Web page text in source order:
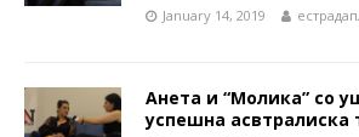
January 14, 2019
Анета и “Молика” со
успешна асвтралиска